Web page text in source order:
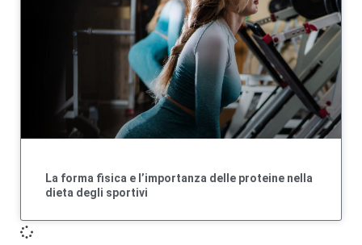
La forma fisica e l’importanza delle proteine nella
dieta degli sportivi